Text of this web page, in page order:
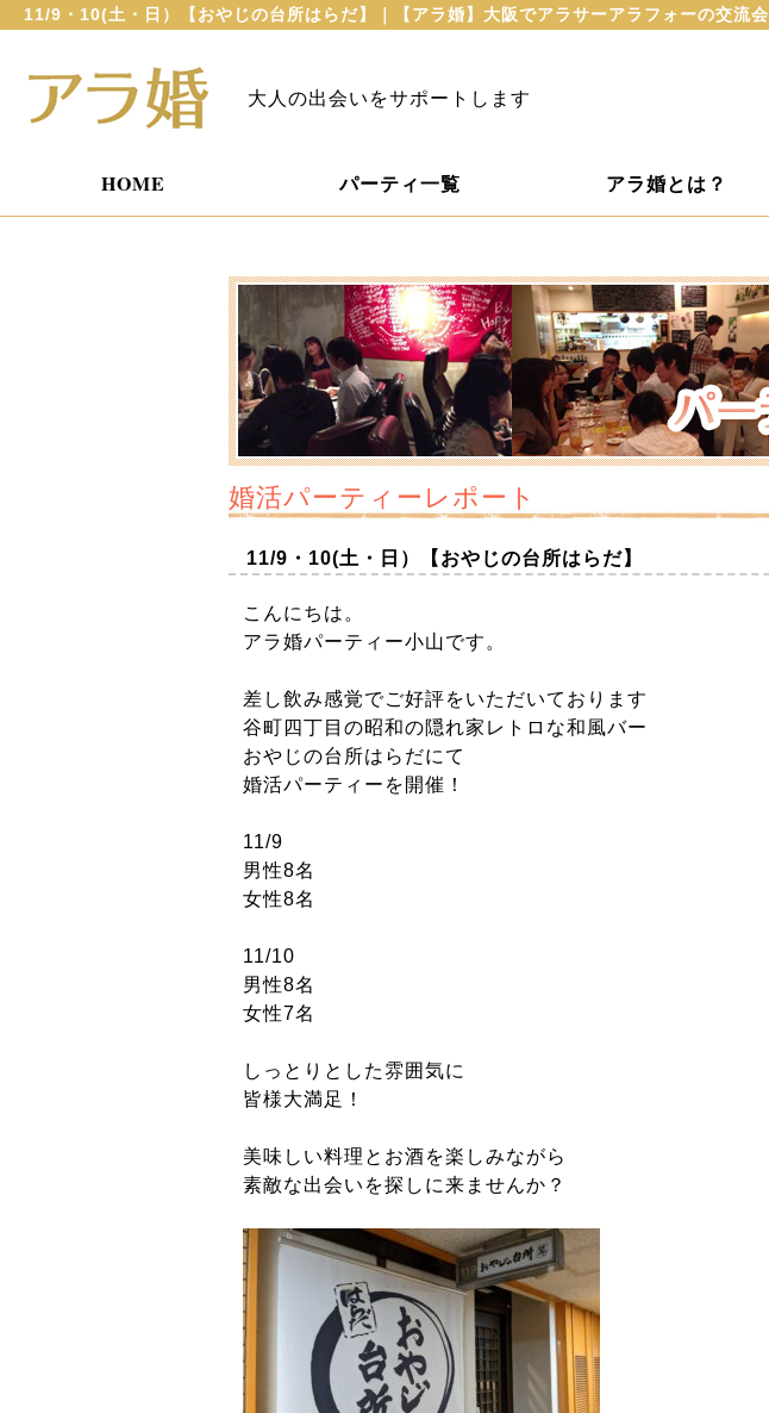
11/9・10(土・日）【おやじの台所はらだ】｜【アラ婚】大阪でアラサーアラフォーの交流会
大人の出会いをサポートします
HOME パーティ一覧 アラ婚とは？
婚活パーティーレポート
11/9・10(土・日）【おやじの台所はらだ】
こんにちは。
アラ婚パーティー小山です。
差し飲み感覚でご好評をいただいております
谷町四丁目の昭和の隠れ家レトロな和風バー
おやじの台所はらだにて
婚活パーティーを開催！
11/9
男性8名
女性8名
11/10
男性8名
女性7名
しっとりとした雰囲気に
皆様大満足！
美味しい料理とお酒を楽しみながら
素敵な出会いを探しに来ませんか？